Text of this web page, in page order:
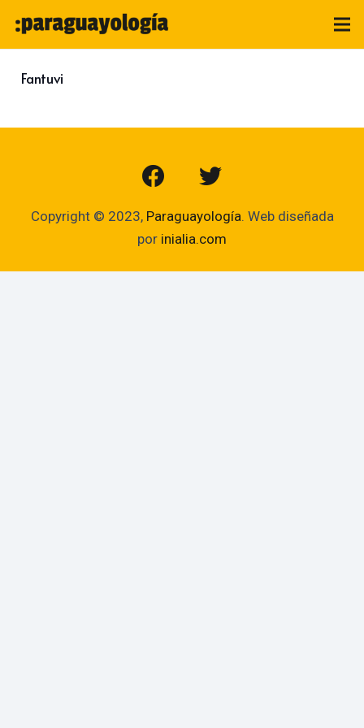
Fantuvi
Copyright © 2023, Paraguayología. Web diseñada
por inialia.com